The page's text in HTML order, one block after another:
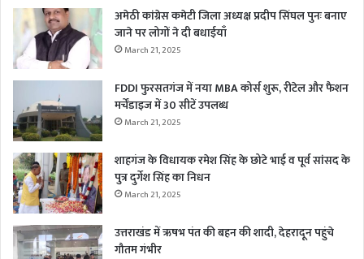
अमेठी कांग्रेस कमेटी जिला अध्यक्ष प्रदीप सिंघल पुनः बनाए
जाने पर लोगों ने दी बधाईयाँ
March 21, 2025
FDDI फुरसतगंज में नया MBA कोर्स शुरू, रीटेल और फैशन
मर्चेंडाइज में 30 सीटें उपलब्ध
March 21, 2025
शाहगंज के विधायक रमेश सिंह के छोटे भाई व पूर्व सांसद के
पुत्र दुर्गेश सिंह का निधन
March 21, 2025
उत्तराखंड में ऋषभ पंत की बहन की शादी, देहरादून पहुंचे
गौतम गंभीर